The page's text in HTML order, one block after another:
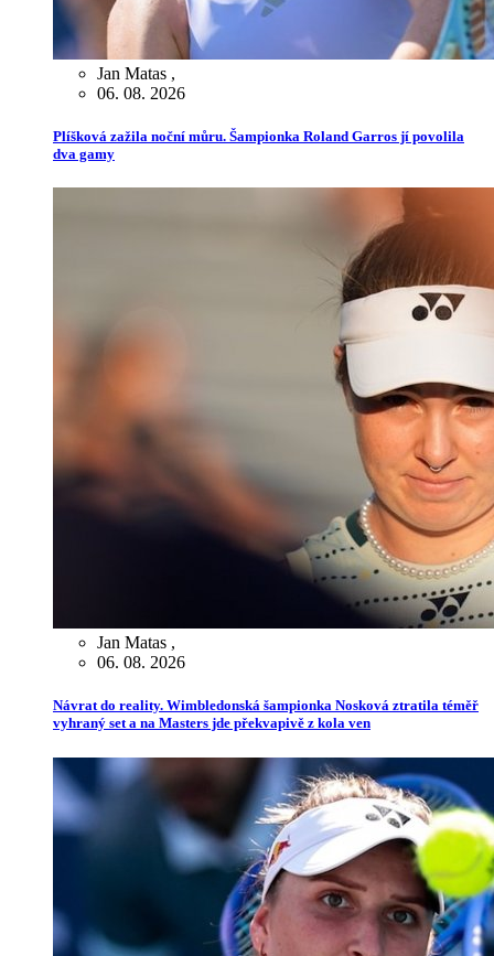
Jan Matas ,
06. 08. 2026
Plíšková zažila noční můru. Šampionka Roland Garros jí povolila
dva gamy
Jan Matas ,
06. 08. 2026
Návrat do reality. Wimbledonská šampionka Nosková ztratila téměř
vyhraný set a na Masters jde překvapivě z kola ven